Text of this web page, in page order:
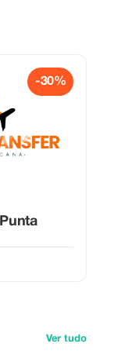
-30%
Ver tudo